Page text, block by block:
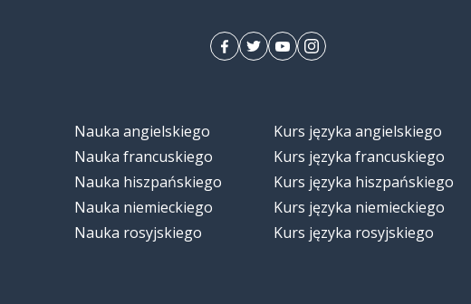
Nauka angielskiego
Nauka francuskiego
Nauka hiszpańskiego
Nauka niemieckiego
Nauka rosyjskiego
Kurs języka angielskiego
Kurs języka francuskiego
Kurs języka hiszpańskiego
Kurs języka niemieckiego
Kurs języka rosyjskiego